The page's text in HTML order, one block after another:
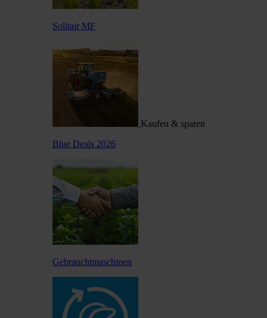
Solitair MF
Kaufen & sparen
Blue Deals 2026
Gebrauchtmaschinen